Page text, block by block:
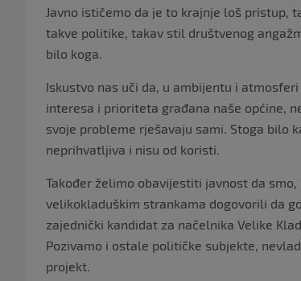
Javno ističemo da je to krajnje loš pristup,
takve politike, takav stil društvenog
bilo koga.
Iskustvo nas uči da, u ambijentu i
interesa i prioriteta građana naše općine,
svoje probleme rješavaju sami. Stoga bilo
neprihvatljiva i nisu od koristi.
Također želimo obavijestiti javnost da
velikokladuškim strankama dogovorili da
zajednički kandidat za načelnika Velike
Pozivamo i ostale političke subjekte,
projekt.